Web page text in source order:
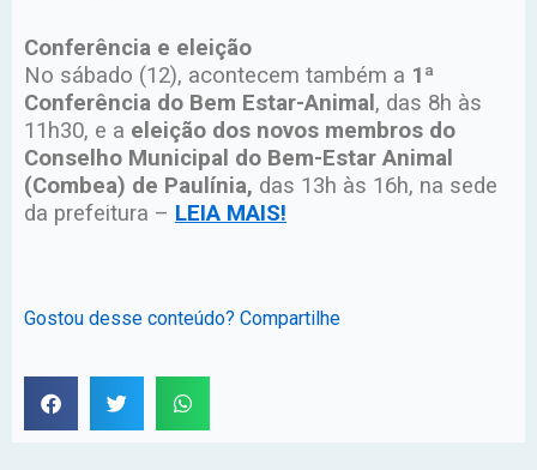
Conferência e eleição
No sábado (12), acontecem também a 1ª
Conferência do Bem Estar-Animal, das 8h às
11h30, e a eleição dos novos membros do
Conselho Municipal do Bem-Estar Animal
(Combea) de Paulínia, das 13h às 16h, na sede
da prefeitura – LEIA MAIS!
Gostou desse conteúdo? Compartilhe